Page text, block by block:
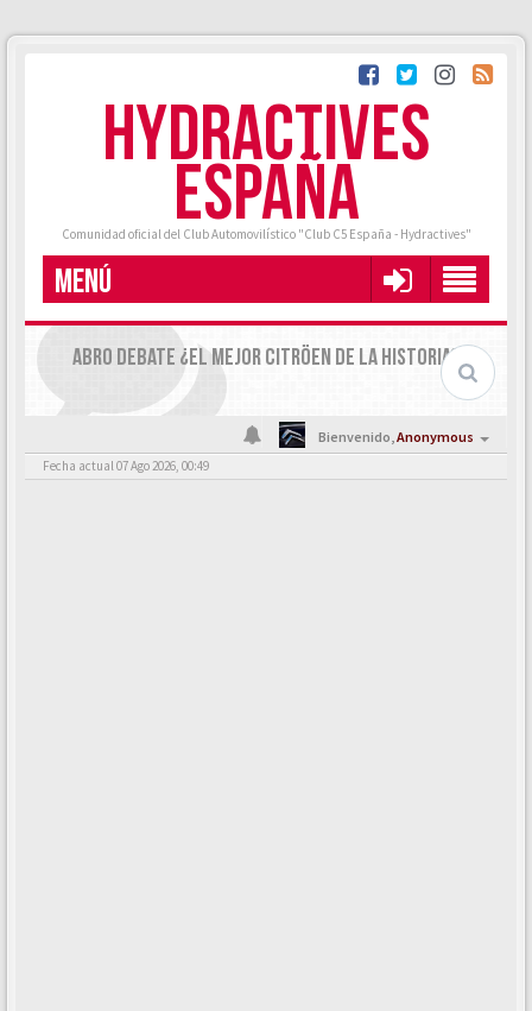
HYDRACTIVES
ESPAÑA
Comunidad oficial del Club Automovilístico "Club C5 España - Hydractives"
MENÚ
ABRO DEBATE ¿EL MEJOR CITRÖEN DE LA HISTORIA?
Bienvenido,Anonymous
Fecha actual 07 Ago 2026, 00:49